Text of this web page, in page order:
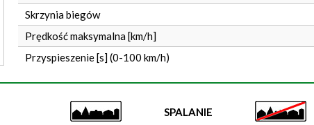
Skrzynia biegów
Prędkość maksymalna [km/h]
Przyspieszenie [s] (0-100 km/h)
SPALANIE